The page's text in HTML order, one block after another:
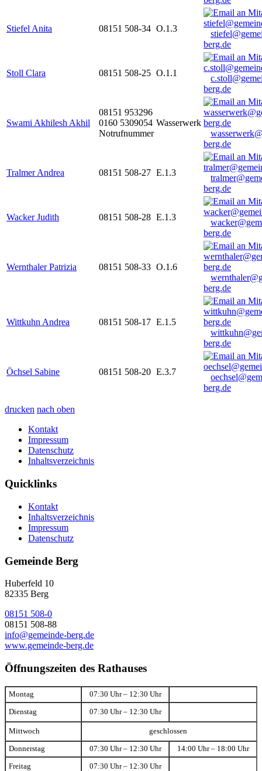
Stiefel Anita 08151 508-34 O.1.3
berg.de
Stoll Clara 08151 508-25 O.1.1
berg.de
Swami Akhilesh Akhil
08151 953296
0160 5309054
Notrufnummer
Wasserwerk
berg.de
Tralmer Andrea 08151 508-27 E.1.3
berg.de
Wacker Judith 08151 508-28 E.1.3
berg.de
Wernthaler Patrizia 08151 508-33 O.1.6
berg.de
Wittkuhn Andrea 08151 508-17 E.1.5
berg.de
Öchsel Sabine 08151 508-20 E.3.7
berg.de
drucken nach oben
Kontakt
Impressum
Datenschutz
Inhaltsverzeichnis
Quicklinks
Kontakt
Inhaltsverzeichnis
Impressum
Datenschutz
Gemeinde Berg
Huberfeld 10
82335 Berg
08151 508-0
08151 508-88
info@gemeinde-berg.de
www.gemeinde-berg.de
Öffnungszeiten des Rathauses
Montag 07:30 Uhr – 12:30 Uhr
Dienstag 07:30 Uhr – 12:30 Uhr
Mittwoch geschlossen
Donnerstag 07:30 Uhr – 12:30 Uhr 14:00 Uhr – 18:00 Uhr
Freitag 07:30 Uhr – 12:30 Uhr